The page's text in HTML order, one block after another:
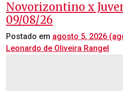
Novorizontino x
09/08/26
Postado em agosto 5, 2026
Leonardo de Oliveira Rangel